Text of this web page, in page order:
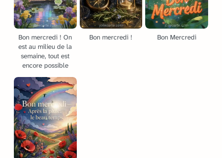
Bon mercredi ! On
est au milieu de la
semaine, tout est
encore possible
Bon mercredi ! Bon Mercredi